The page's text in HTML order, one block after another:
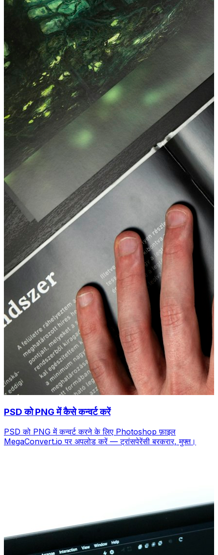
PSD को PNG में कैसे कन्वर्ट करें
PSD को PNG में कन्वर्ट करने के लिए Photoshop फ़ाइल
MegaConvert.io पर अपलोड करें — ट्रांसपेरेंसी बरकरार, मुफ्त।